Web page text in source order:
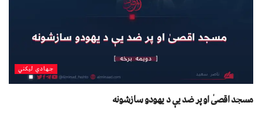
جهادي لیکني
مسجد اقصىٰ او پر ضد یې د يهودو سازشونه